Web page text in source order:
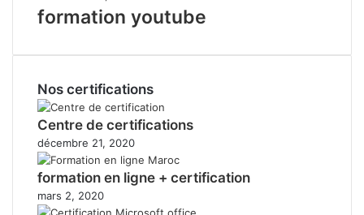
formation youtube
Nos certifications
Centre de certifications
décembre 21, 2020
formation en ligne + certification
mars 2, 2020